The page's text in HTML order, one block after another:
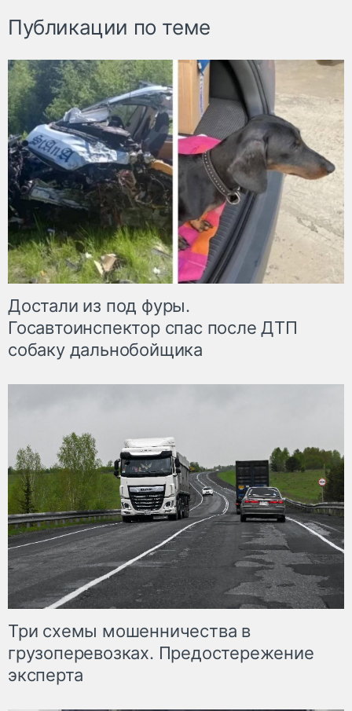
Публикации по теме
Достали из под фуры.
Госавтоинспектор спас после ДТП
собаку дальнобойщика
Три схемы мошенничества в
грузоперевозках. Предостережение
эксперта